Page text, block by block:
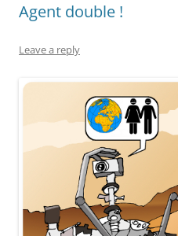
Agent double !
Leave a reply